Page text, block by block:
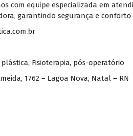
com equipe especializada em
garantindo segurança e
, Fisioterapia, pós-operatório
1762 – Lagoa Nova, Natal – RN